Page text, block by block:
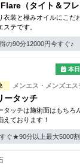
こだわり条件を変更
（タイト＆フレ
衣装と極みオイルにこだ
ステです。
の90分12000円今すぐ♪
本
メンエス・メンズエス
ータッチ
タッチは施術面はもちろ
えております！
ぐ★90分以上最大5000割